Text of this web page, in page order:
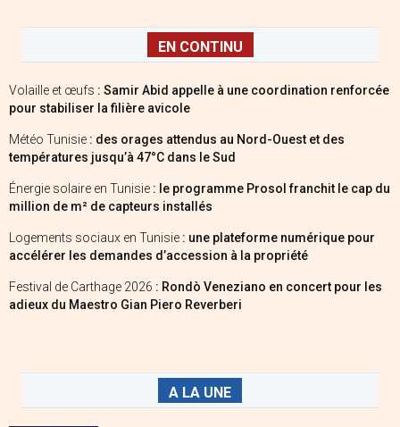
EN CONTINU
Volaille et œufs : Samir Abid appelle à une coordination renforcée
pour stabiliser la filière avicole
Météo Tunisie : des orages attendus au Nord-Ouest et des
températures jusqu’à 47°C dans le Sud
Énergie solaire en Tunisie : le programme Prosol franchit le cap du
million de m² de capteurs installés
Logements sociaux en Tunisie : une plateforme numérique pour
accélérer les demandes d’accession à la propriété
Festival de Carthage 2026 : Rondò Veneziano en concert pour les
adieux du Maestro Gian Piero Reverberi
A LA UNE